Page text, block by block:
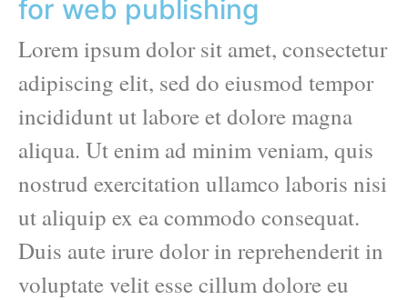
for web publishing
Lorem ipsum dolor sit amet, consectetur
adipiscing elit, sed do eiusmod tempor
incididunt ut labore et dolore magna
aliqua. Ut enim ad minim veniam, quis
nostrud exercitation ullamco laboris nisi
ut aliquip ex ea commodo consequat.
Duis aute irure dolor in reprehenderit in
voluptate velit esse cillum dolore eu